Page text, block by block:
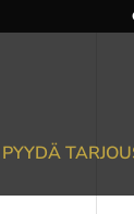
PYYDÄ